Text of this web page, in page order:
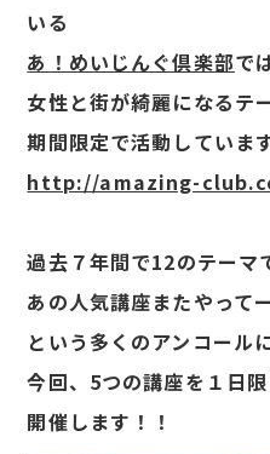
いる
あ！めいじんぐ倶楽部で
女性と街が綺麗になるテ
期間限定で活動しています
http://amazing-
過去７年間で12のテーマ
あの人気講座またやってー
という多くのアンコール
今回、5つの講座を１日
開催します！！